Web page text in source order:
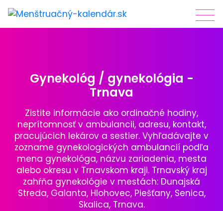
Gynekológ / gynekológia -
Trnava
Zistite informácie ako ordinačné hodiny,
neprítomnosť v ambulancii, adresu, kontakt,
pracujúcich lekárov a sestier. Vyhľadávajte v
zozname gynekologických ambulancií podľa
mena gynekológa, názvu zariadenia, mesta
alebo okresu v Trnavskom kraji. Trnavský kraj
zahŕňa gynekológie v mestách: Dunajská
Streda, Galanta, Hlohovec, Piešťany, Senica,
Skalica, Trnava.